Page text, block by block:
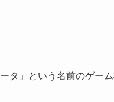
」という名前のゲーム